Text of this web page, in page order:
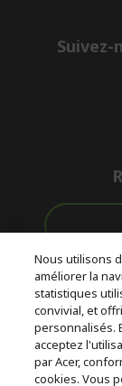
Livraison
gratuite
© 2026 Acer Inc.
CPYou BV est le
Nous utilisons
améliorer la
statistiques
convivial, et
personnalisés.
acceptez
par Acer,
cookies. Vous